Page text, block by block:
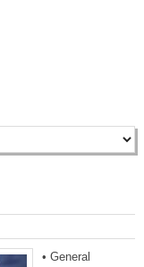
• General